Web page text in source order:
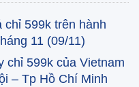
chỉ 599k trên hành
11 (09/11)
chỉ 599k của Vietnam
– Tp Hồ Chí Minh